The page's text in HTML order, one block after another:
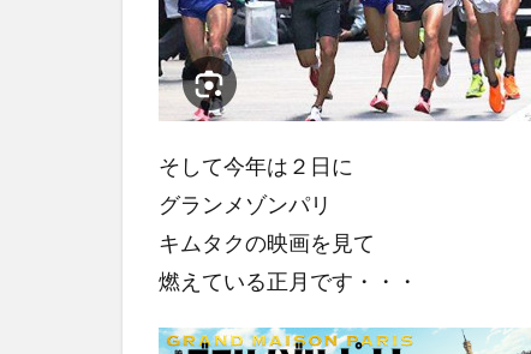
そして今年は２日に
グランメゾンパリ
キムタクの映画を見て
燃えている正月です・・・